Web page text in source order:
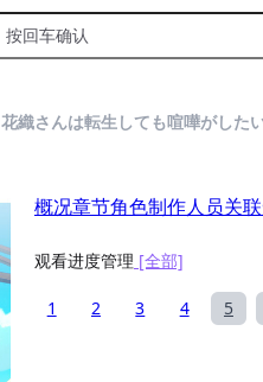
花織さんは転生しても喧嘩がした
概况章节角色制作人员关联
观看进度管理 [全部]
1 2 3 4 5